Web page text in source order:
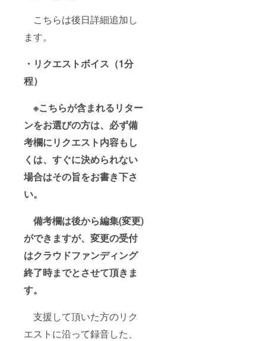
こちらは後日詳細追加し
ます。
・リクエストボイス（1分
程）
※こちらが含まれるリター
ンをお選びの方は、必ず備
考欄にリクエスト内容もし
くは、すぐに決められない
場合はその旨をお書き下さ
い。
備考欄は後から編集(変更)
ができますが、変更の受付
はクラウドファンディング
終了時までとさせて頂きま
す。
支援して頂いた方のリク
エストに沿って録音した、